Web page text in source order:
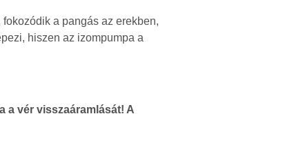
a pangás az erekben,
hiszen az izompumpa a
a vér visszaáramlását! A